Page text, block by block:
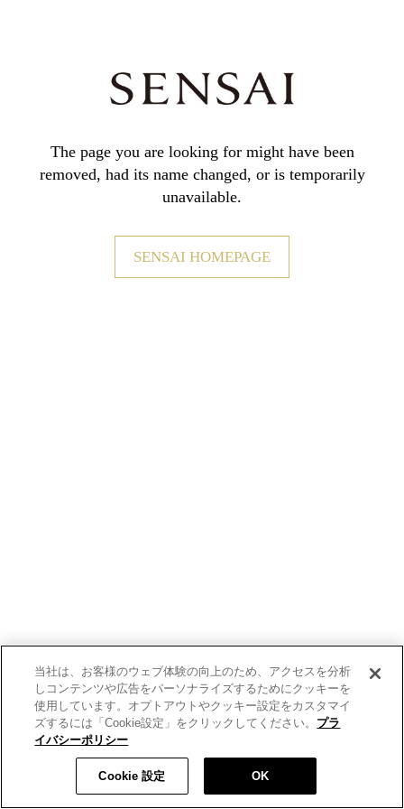
The page you are looking for might have been
removed, had its name changed, or is temporarily
unavailable.
SENSAI HOMEPAGE
当社は、お客様のウェブ体験の向上のため、アクセスを分析
しコンテンツや広告をパーソナライズするためにクッキーを
使用しています。オプトアウトやクッキー設定をカスタマイ
ズするには「Cookie設定」をクリックしてください。 プラ
イバシーポリシー
Cookie 設定 OK